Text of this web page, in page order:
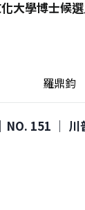
大學博士候選
羅鼎鈞
NO. 151 │ 川